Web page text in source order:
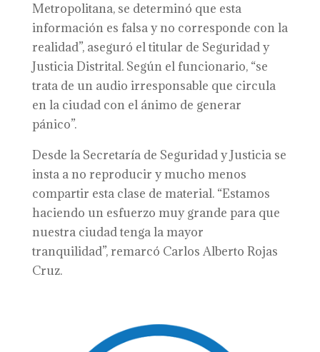
Metropolitana, se determinó que esta
información es falsa y no corresponde con la
realidad”, aseguró el titular de Seguridad y
Justicia Distrital. Según el funcionario, “se
trata de un audio irresponsable que circula
en la ciudad con el ánimo de generar
pánico”.
Desde la Secretaría de Seguridad y Justicia se
insta a no reproducir y mucho menos
compartir esta clase de material. “Estamos
haciendo un esfuerzo muy grande para que
nuestra ciudad tenga la mayor
tranquilidad”, remarcó Carlos Alberto Rojas
Cruz.